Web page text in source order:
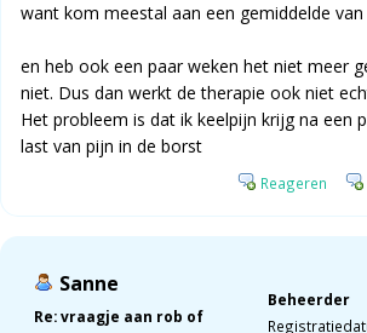
want kom meestal aan een gemiddelde van
en heb ook een paar weken het niet meer
niet. Dus dan werkt de therapie ook niet
Het probleem is dat ik keelpijn krijg na een
last van pijn in de borst
Reageren
Sanne
Re: vraagje aan rob of
Beheerder